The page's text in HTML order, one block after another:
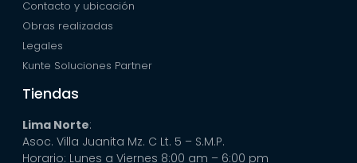
Contacto y ubicación
Obras realizadas
Legales
Kunte Soluciones Partner
Tiendas
Lima Norte:
Asoc. Villa Juanita Mz. C Lt. 5 – S.M.P.
Horario: Lunes a Viernes 8:00 am – 6:00 pm